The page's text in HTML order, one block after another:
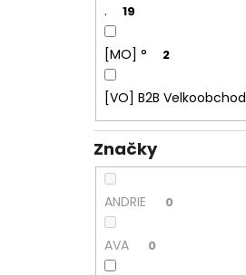
. 19
[MO] ° 2
[VO] B2B Velkoobchod
Značky
ANDRIE 0
AVA 0